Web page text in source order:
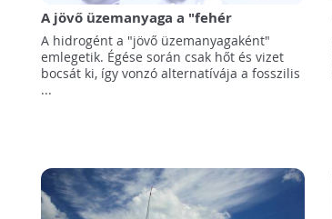
A jövő üzemanyaga a "fehér
hidrogén"?
A hidrogént a "jövő üzemanyagaként"
emlegetik. Égése során csak hőt és vizet
bocsát ki, így vonzó alternatívája a fosszilis
...